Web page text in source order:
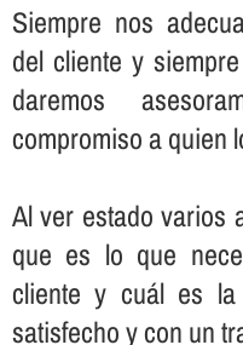
Siempre nos
del cliente y
daremos
compromiso a quien
Al ver estado varios
que es lo que
cliente y cuál es la
satisfecho y con un